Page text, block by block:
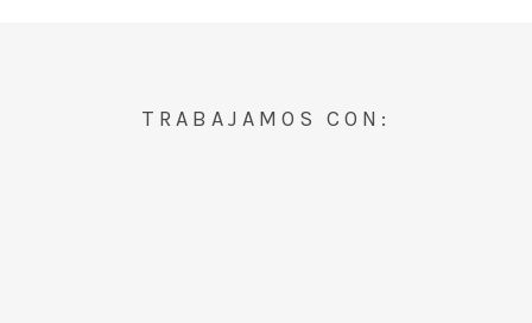
TRABAJAMOS CON: